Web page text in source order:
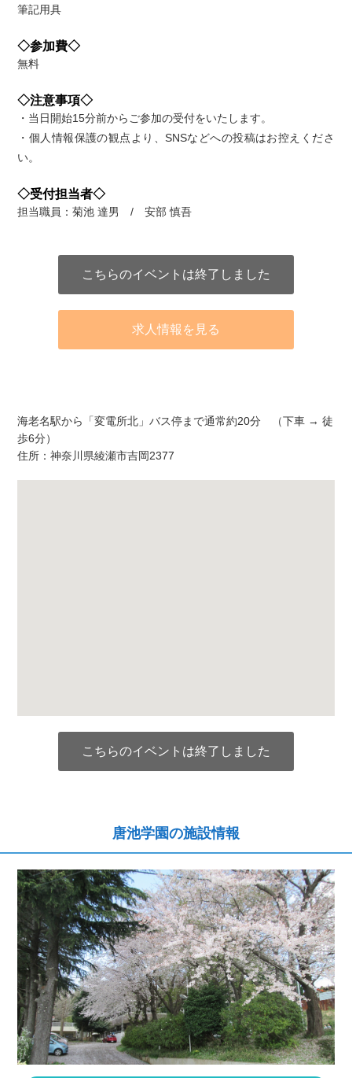
筆記用具
◇参加費◇
無料
◇注意事項◇
・当日開始15分前からご参加の受付をいたします。
・個人情報保護の観点より、SNSなどへの投稿はお控えくださ
い。
◇受付担当者◇
担当職員：菊池 達男 / 安部 慎吾
こちらのイベントは終了しました
求人情報を見る
海老名駅から「変電所北」バス停まで通常約20分 （下車 → 徒
歩6分）
住所：神奈川県綾瀬市吉岡2377
こちらのイベントは終了しました
唐池学園の施設情報